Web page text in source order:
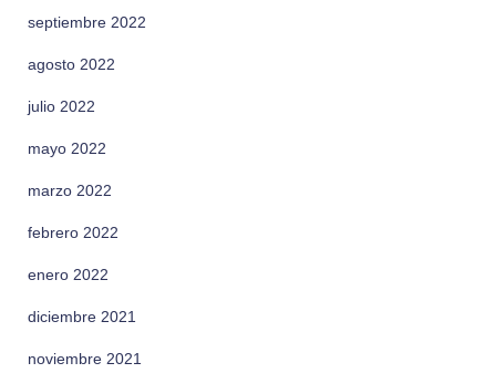
septiembre 2022
agosto 2022
julio 2022
mayo 2022
marzo 2022
febrero 2022
enero 2022
diciembre 2021
noviembre 2021